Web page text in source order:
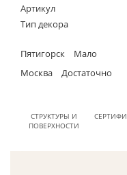
Артикул
Тип декора
Пятигорск
Мало
Москва
Достаточно
СТРУКТУРЫ И
ПОВЕРХНОСТИ